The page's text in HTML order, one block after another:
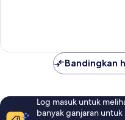
Bandingkan
Log masuk untuk
banyak ganjaran